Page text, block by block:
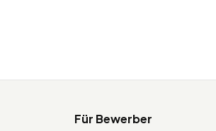
Für Bewerber